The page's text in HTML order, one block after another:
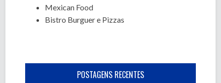
Mexican Food
Bistro Burguer e Pizzas
POSTAGENS RECENTES